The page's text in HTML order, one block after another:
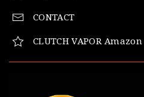
CONTACT
CLUTCH VAPOR Amazon